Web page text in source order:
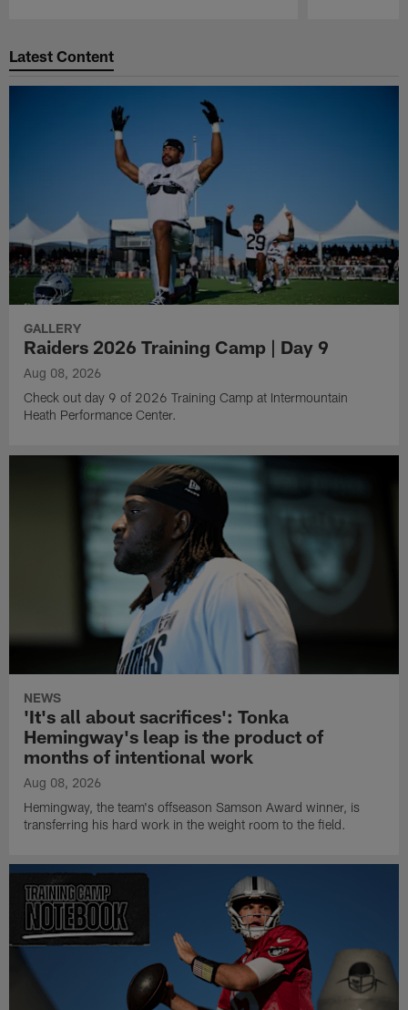
Latest Content
GALLERY
Raiders 2026 Training Camp | Day 9
Aug 08, 2026
Check out day 9 of 2026 Training Camp at Intermountain
Heath Performance Center.
NEWS
'It's all about sacrifices': Tonka
Hemingway's leap is the product of
months of intentional work
Aug 08, 2026
Hemingway, the team's offseason Samson Award winner, is
transferring his hard work in the weight room to the field.